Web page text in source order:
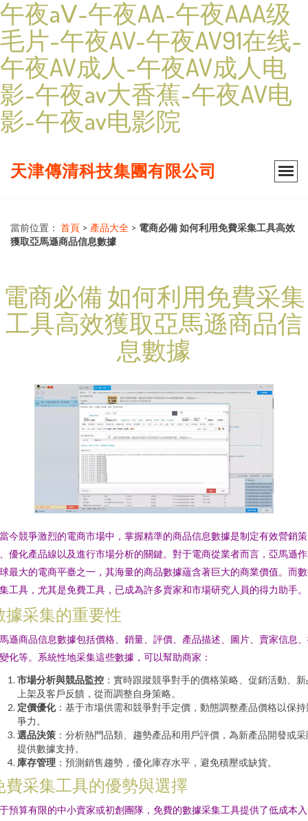
午夜aⅤ-午夜AA-午夜AAA级
毛片-午夜AV-午夜AV91在线-
午夜AV成人-午夜AV成人电
影-午夜av大香蕉-午夜AV电
影-午夜av电影院
天津傳清科技集團有限公司
當前位置： 首頁 > 產品大全 > 電商必備 如何利用免費采集工具高效
獲取亞馬遜商品信息數據
電商必備 如何利用免費采集
工具高效獲取亞馬遜商品信
息數據
今競爭激烈的電商市場中，掌握精準的商品信息數據是制定有效營銷策
優化產品線以及進行市場分析的關鍵。對于電商從業者而言，亞馬遜
最大的電商平臺之一，其海量的商品數據蘊含著巨大的商業價值。而
工具，尤其是免費工具，已成為許多賣家和市場研究人員的得力助手。
據采集的重要性
遜商品信息數據包括價格、銷量、評價、產品描述、圖片、賣家信息
化等。系統性地采集這些數據，可以幫助商家：
市場分析與競品監控 ：實時跟蹤競爭對手的價格策略、促銷活動、
上架及客戶反饋，從而調整自身策略。
定價優化：基于市場供需和競爭對手定價，動態調整產品價格以保持
爭力。
選品決策 ：分析熱門品類、趨勢產品和用戶評價，為新產品開發或采
提供數據支持。
庫存管理 ：預測銷售趨勢，優化庫存水平，避免積壓或缺貨。
費采集工具的優勢與選擇
預算有限的中小賣家或初創團隊，免費的數據采集工具提供了低成本